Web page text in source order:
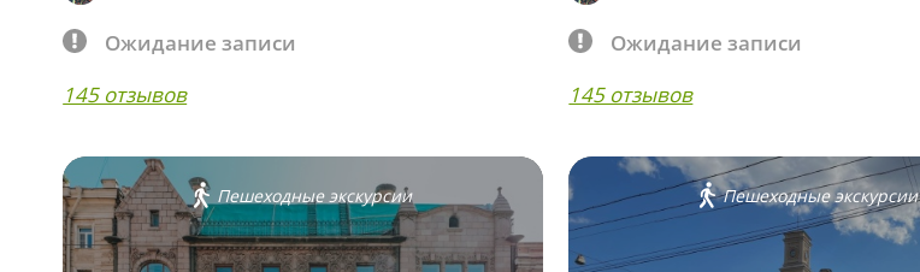
Ожидание записи
145 отзывов
Ожидание записи
145 отзывов
Пешеходные экскурсии Пешеходные экскурсии